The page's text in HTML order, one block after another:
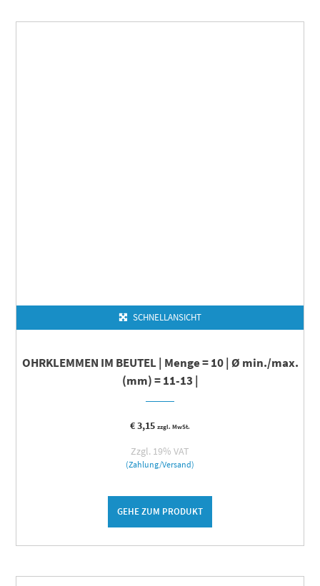
SCHNELLANSICHT
OHRKLEMMEN IM BEUTEL | Menge = 10 | Ø min./max.
(mm) = 11-13 |
€3,15 zzgl. MwSt.
Zzgl. 19% VAT
(Zahlung/Versand)
GEHE ZUM PRODUKT